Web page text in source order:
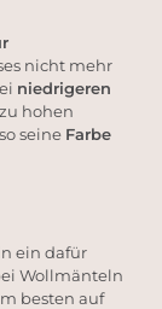
nicht mehr
niedrigeren
hohen
seine Farbe
ein dafür
Wollmänteln
besten auf